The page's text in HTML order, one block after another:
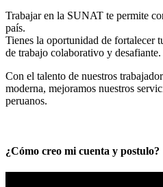
Trabajar en la SUNAT te permite
país.
Tienes la oportunidad de fortalecer
de trabajo colaborativo y desafiante.
Con el talento de nuestros
moderna, mejoramos nuestros
peruanos.
¿Cómo creo mi cuenta y postulo?